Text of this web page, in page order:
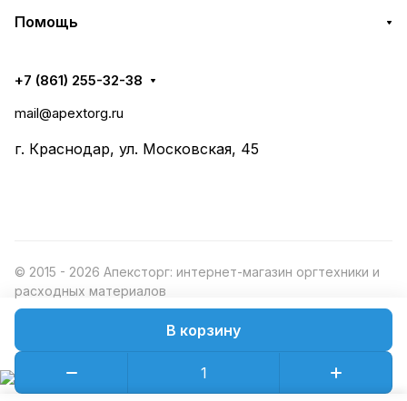
В корзину
Помощь
+7 (861) 255-32-38
mail@apextorg.ru
г. Краснодар, ул. Московская, 45
© 2015 - 2026 Апексторг: интернет-магазин оргтехники и
расходных материалов
Конфиденциальность